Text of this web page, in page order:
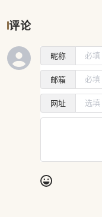
评论
昵称
邮箱
网址